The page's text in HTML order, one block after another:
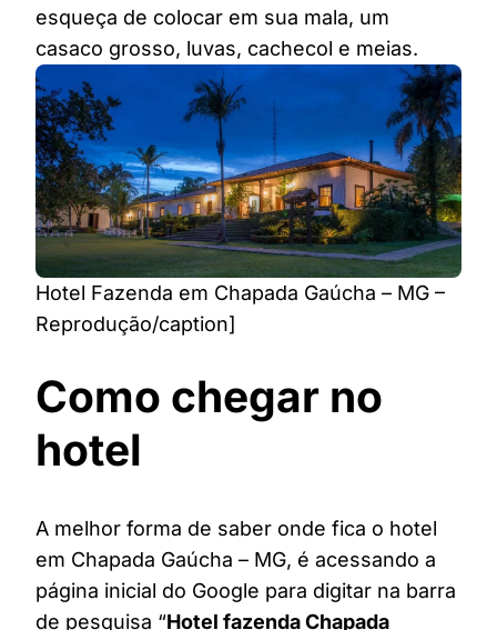
esqueça de colocar em sua mala, um
casaco grosso, luvas, cachecol e meias.
Hotel Fazenda em Chapada Gaúcha – MG –
Reprodução/caption]
Como chegar no
hotel
A melhor forma de saber onde fica o hotel
em Chapada Gaúcha – MG, é acessando a
página inicial do Google para digitar na barra
de pesquisa “Hotel fazenda Chapada